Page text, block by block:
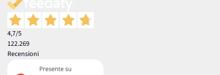
4,7/5
122.269
Recensioni